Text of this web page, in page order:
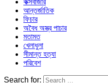
কক্সবাজার
আন্তর্জাতিক
ফিচার
অবৈধ অস্ত্র পাচার
মতামত
খেলাধুলা
সীমান্ত হত্যা
পরিবেশ
Search for: